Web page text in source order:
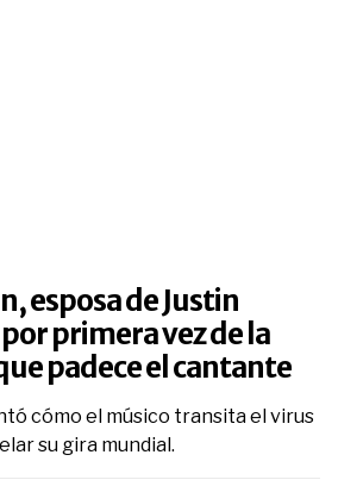
esposa de Justin
primera vez de la
padece el cantante
cómo el músico transita el virus
su gira mundial.